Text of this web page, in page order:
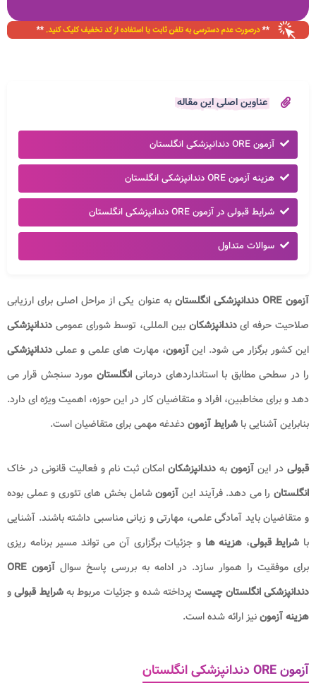
عناوین اصلی این مقاله
آزمون ORE دندانپزشکی انگلستان
هزینه آزمون ORE دندانپزشکی انگلستان
شرایط قبولی در آزمون ORE دندانپزشکی انگلستان
سوالات متداول
آزمون ORE دندانپزشکی انگلستان
به عنوان یکی از مراحل اصلی برای ارزیابی
صلاحیت حرفه ایدندانپزشکان بین المللی، توسط شورای عمومی دندانپزشکی
این کشور برگزار می شود. اینآزمون، مهارت های علمی و عملی دندانپزشکی
را در سطحی مطابق با استانداردهای درمانیانگلستان مورد سنجش قرار می
دهد و برای مخاطبین، افراد و متقاضیان کار در این حوزه، اهمیت ویژه ای دارد.
بنابراین آشنایی با شرایط آزموندغدغه مهمی برای متقاضیان است.
قبولیدر این آزمونبه دندانپزشکانامکان ثبت نام و فعالیت قانونی در خاک
انگلستانرا می دهد. فرآیند این آزمونشامل بخش های تئوری و عملی بوده
و متقاضیان باید آمادگی علمی، مهارتی و زبانی مناسبی داشته باشند. آشنایی
با شرایط قبولی، هزینه ها و جزئیات برگزاری آن می تواند مسیر برنامه ریزی
برای موفقیت را هموار سازد. در ادامه به بررسی پاسخ سوال
آزمون ORE
دندانپزشکی انگلستان چیستپرداخته شده و جزئیات مربوط بهشرایط قبولیو
هزینه آزموننیز ارائه شده است.
آزمون ORE دندانپزشکی انگلستان